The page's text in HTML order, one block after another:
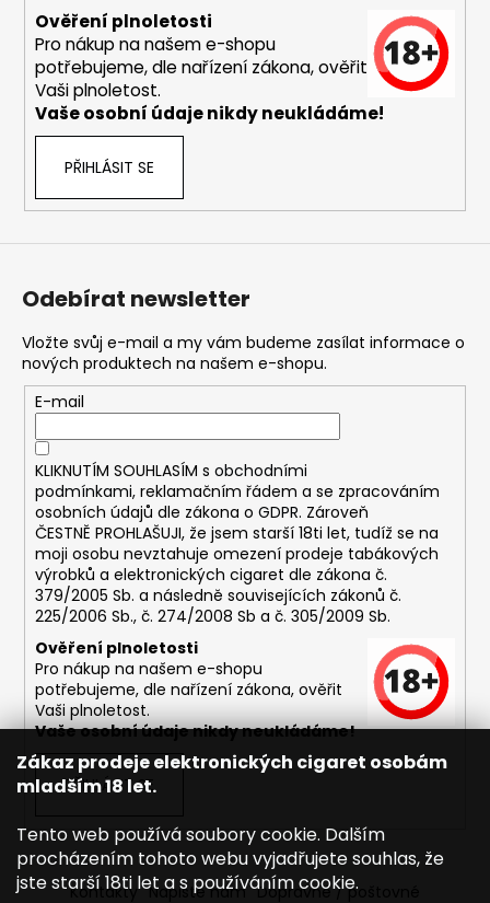
Zákaz prodeje elektronických cigaret osobám
mladším 18 let.
Tento web používá soubory cookie. Dalším
procházením tohoto webu vyjadřujete souhlas, že
jste starší 18ti let a s používáním cookie.
Ověření plnoletosti
Pro nákup na našem e-shopu
potřebujeme, dle nařízení zákona, ověřit
Vaši plnoletost.
Vaše osobní údaje nikdy neukládáme!
PŘIHLÁSIT SE
Odebírat newsletter
Vložte svůj e-mail a my vám budeme zasílat informace o
nových produktech na našem e-shopu.
E-mail
KLIKNUTÍM SOUHLASÍM s obchodními
podmínkami, reklamačním řádem a se zpracováním
osobních údajů dle zákona o GDPR. Zároveň
ČESTNĚ PROHLAŠUJI, že jsem starší 18ti let, tudíž se na
moji osobu nevztahuje omezení prodeje tabákových
výrobků a elektronických cigaret dle zákona č.
379/2005 Sb. a následně souvisejících zákonů č.
225/2006 Sb., č. 274/2008 Sb a č. 305/2009 Sb.
Ověření plnoletosti
Pro nákup na našem e-shopu
potřebujeme, dle nařízení zákona, ověřit
Vaši plnoletost.
Vaše osobní údaje nikdy neukládáme!
PŘIHLÁSIT SE
Kontakty Napište nám Dopravné / poštovné